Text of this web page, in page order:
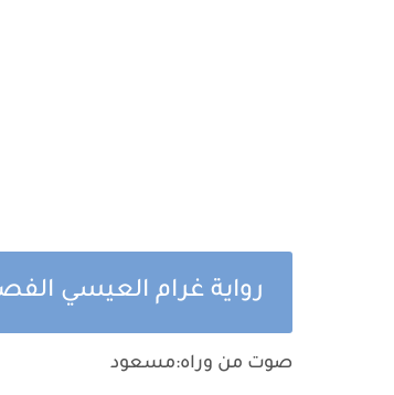
رواية غرام العيسي
صوت من وراه:مسعود